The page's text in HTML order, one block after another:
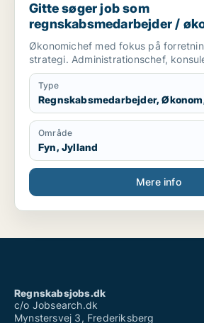
Gitte søger job som
regnskabsmedarbejder /
direktør / hr-chef /
Økonomichef med fokus på
strategi. Administrationschef,
Type
Regnskabsmedarbejder,
Område
Fyn, Jylland
Mere info
Regnskabsjobs.dk
c/o Jobsearch.dk
Mynstersvej 3, Frederiksberg